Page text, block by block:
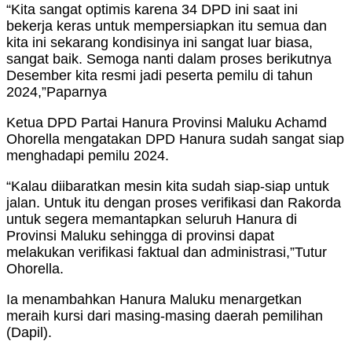
“Kita sangat optimis karena 34 DPD ini saat ini
bekerja keras untuk mempersiapkan itu semua dan
kita ini sekarang kondisinya ini sangat luar biasa,
sangat baik. Semoga nanti dalam proses berikutnya
Desember kita resmi jadi peserta pemilu di tahun
2024,”Paparnya
Ketua DPD Partai Hanura Provinsi Maluku Achamd
Ohorella mengatakan DPD Hanura sudah sangat siap
menghadapi pemilu 2024.
“Kalau diibaratkan mesin kita sudah siap-siap untuk
jalan. Untuk itu dengan proses verifikasi dan Rakorda
untuk segera memantapkan seluruh Hanura di
Provinsi Maluku sehingga di provinsi dapat
melakukan verifikasi faktual dan administrasi,”Tutur
Ohorella.
Ia menambahkan Hanura Maluku menargetkan
meraih kursi dari masing-masing daerah pemilihan
(Dapil).